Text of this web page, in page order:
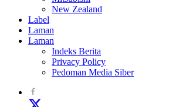
New Zealand
Label
Laman
Laman
Indeks Berita
Privacy Policy
Pedoman Media Siber